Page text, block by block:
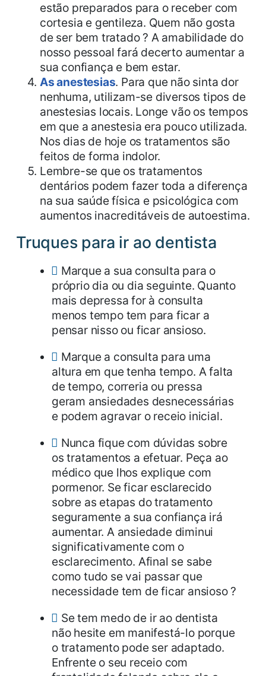
estão preparados para o receber com
cortesia e gentileza. Quem não gosta
de ser bem tratado ? A amabilidade do
nosso pessoal fará decerto aumentar a
sua confiança e bem estar.
As anestesias. Para que não sinta dor
nenhuma, utilizam-se diversos tipos de
anestesias locais. Longe vão os tempos
em que a anestesia era pouco utilizada.
Nos dias de hoje os tratamentos são
feitos de forma indolor.
Lembre-se que os tratamentos
dentários podem fazer toda a diferença
na sua saúde física e psicológica com
aumentos inacreditáveis de autoestima.
Truques para ir ao dentista
Marque a sua consulta para o
próprio dia ou dia seguinte. Quanto
mais depressa for à consulta
menos tempo tem para ficar a
pensar nisso ou ficar ansioso.
Marque a consulta para uma
altura em que tenha tempo. A falta
de tempo, correria ou pressa
geram ansiedades desnecessárias
e podem agravar o receio inicial.
Nunca fique com dúvidas sobre
os tratamentos a efetuar. Peça ao
médico que lhos explique com
pormenor. Se ficar esclarecido
sobre as etapas do tratamento
seguramente a sua confiança irá
aumentar. A ansiedade diminui
significativamente com o
esclarecimento. Afinal se sabe
como tudo se vai passar que
necessidade tem de ficar ansioso ?
Se tem medo de ir ao dentista
não hesite em manifestá-lo porque
o tratamento pode ser adaptado.
Enfrente o seu receio com